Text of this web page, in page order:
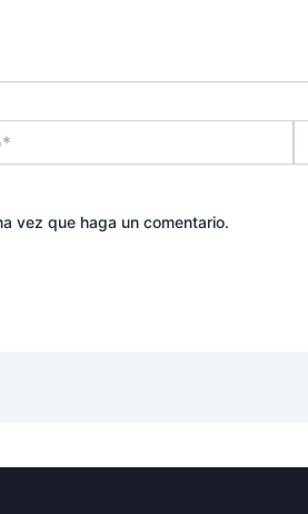
vez que haga un comentario.